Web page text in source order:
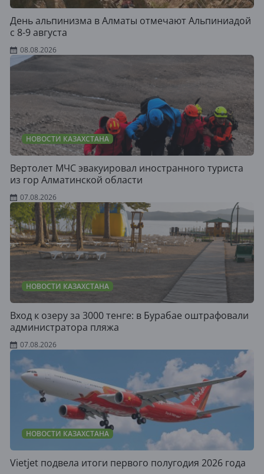
День альпинизма в Алматы отмечают Альпиниадой
с 8-9 августа
08.08.2026
НОВОСТИ КАЗАХСТАНА
Вертолет МЧС эвакуировал иностранного туриста
из гор Алматинской области
07.08.2026
НОВОСТИ КАЗАХСТАНА
Вход к озеру за 3000 тенге: в Бурабае оштрафовали
администратора пляжа
07.08.2026
НОВОСТИ КАЗАХСТАНА
Vietjet подвела итоги первого полугодия 2026 года